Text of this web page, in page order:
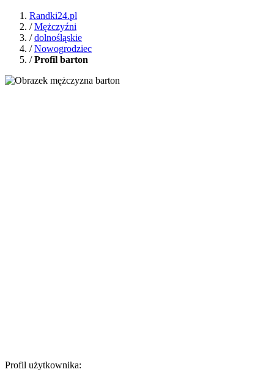
Randki24.pl
/Mężczyźni
/dolnośląskie
/Nowogrodziec
/Profil barton
Profil użytkownika: